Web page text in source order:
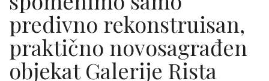
predivno rekonstruisan,
praktično novosagrađen
objekat Galerije Rista